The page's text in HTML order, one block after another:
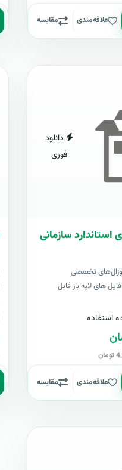
علاقه‌مندی مقایسه
دانلود
فوری
استاندارد سازمانی
تخصصی
های لایه باز قابل
استفاده
علاقه‌مندی مقایسه